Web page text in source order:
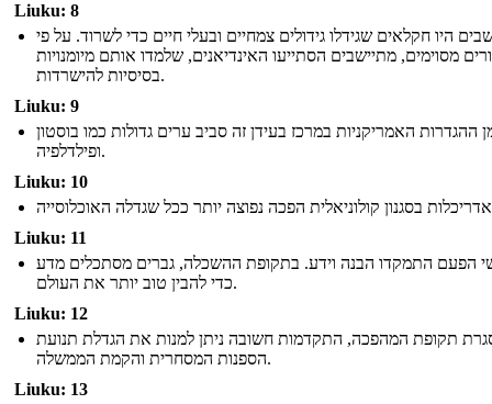
Liuku: 8
היו חקלאים שגידלו גידולים צמחיים ובעלי חיים כדי לשרוד. על פי
מסוימים, מתיישבים הסתייעו האינדיאנים, שלמדו אותם מיומנויות
בסיסיות להישרדות.
Liuku: 9
ההגדרות האמריקניות במרכז בעידן זה סביב ערים גדולות כמו בוסטון
ופילדלפיה.
Liuku: 10
Liuku: 11
הפעם התמקדו הבנה וידע. בתקופת ההשכלה, גברים מסתכלים מדע
כדי להבין טוב יותר את העולם.
Liuku: 12
תקופת המהפכה, התקדמות חשובה ניתן למנות את הגדלת תנועת
הספנות המסחרית והקמת הממשלה.
Liuku: 13